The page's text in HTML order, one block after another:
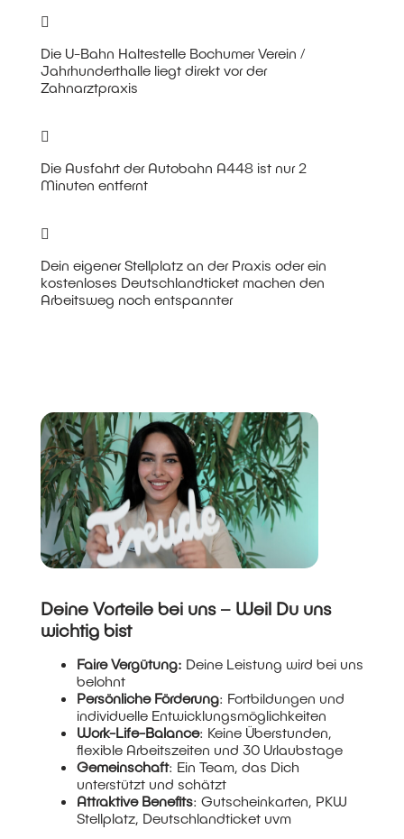
Die U-Bahn Haltestelle Bochumer Verein /
Jahrhunderthalle liegt direkt vor der
Zahnarztpraxis
Die Ausfahrt der Autobahn A448 ist nur 2
Minuten entfernt
Dein eigener Stellplatz an der Praxis oder ein
kostenloses Deutschlandticket machen den
Arbeitsweg noch entspannter
Deine Vorteile bei uns – Weil Du uns
wichtig bist
Faire Vergütung: Deine Leistung wird bei uns
belohnt
Persönliche Förderung: Fortbildungen und
individuelle Entwicklungsmöglichkeiten
Work-Life-Balance: Keine Überstunden,
flexible Arbeitszeiten und 30 Urlaubstage
Gemeinschaft: Ein Team, das Dich
unterstützt und schätzt
Attraktive Benefits: Gutscheinkarten, PKW
Stellplatz, Deutschlandticket uvm